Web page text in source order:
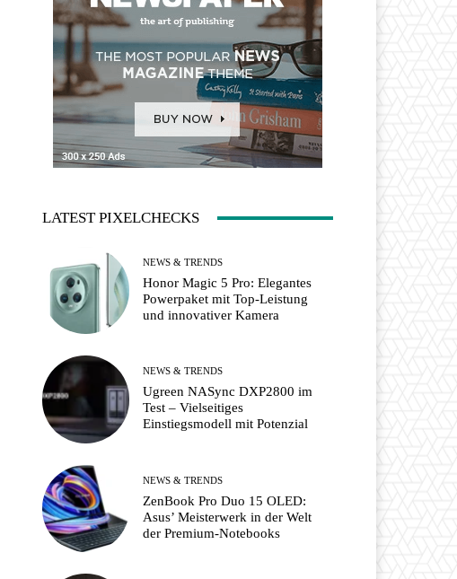
LATEST PIXELCHECKS
NEWS & TRENDS
Honor Magic 5 Pro: Elegantes
Powerpaket mit Top-Leistung
und innovativer Kamera
NEWS & TRENDS
Ugreen NASync DXP2800 im
Test – Vielseitiges
Einstiegsmodell mit Potenzial
NEWS & TRENDS
ZenBook Pro Duo 15 OLED:
Asus’ Meisterwerk in der Welt
der Premium-Notebooks